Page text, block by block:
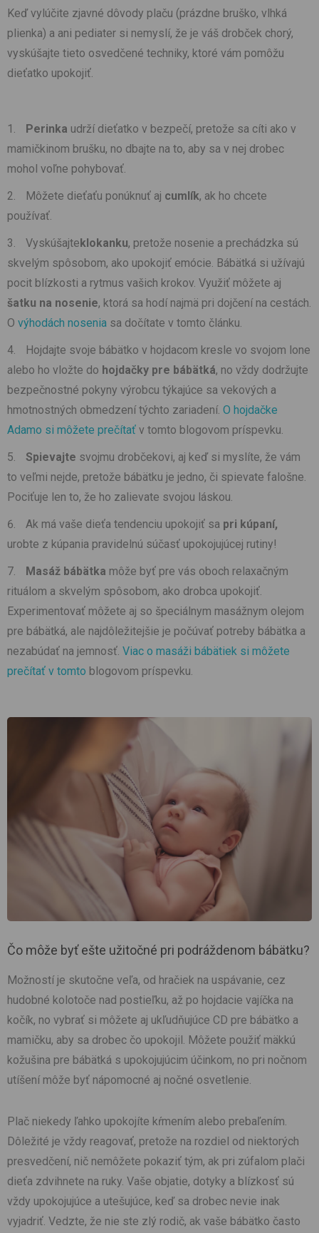
Keď vylúčite zjavné dôvody plaču (prázdne bruško, vlhká
plienka) a ani pediater si nemyslí, že je váš drobček chorý,
vyskúšajte tieto osvedčené techniky, ktoré vám pomôžu
dieťatko upokojiť.
Perinka udrží dieťatko v bezpečí, pretože sa cíti ako v
mamičkinom brušku, no dbajte na to, aby sa v nej drobec
mohol voľne pohybovať.
Môžete dieťaťu ponúknuť aj cumlík, ak ho chcete
používať.
Vyskúšajte klokanku, pretože nosenie a prechádzka sú
skvelým spôsobom, ako upokojiť emócie. Bábätká si užívajú
pocit blízkosti a rytmus vašich krokov. Využiť môžete aj
šatku na nosenie, ktorá sa hodí najmä pri dojčení na cestách.
O výhodách nosenia sa dočítate v tomto článku.
Hojdajte svoje bábätko v hojdacom kresle vo svojom lone
alebo ho vložte do hojdačky pre bábätká, no vždy dodržujte
bezpečnostné pokyny výrobcu týkajúce sa vekových a
hmotnostných obmedzení týchto zariadení. O hojdačke
Adamo si môžete prečítať v tomto blogovom príspevku.
Spievajte svojmu drobčekovi, aj keď si myslíte, že vám
to veľmi nejde, pretože bábätku je jedno, či spievate falošne.
Pociťuje len to, že ho zalievate svojou láskou.
Ak má vaše dieťa tendenciu upokojiť sa pri kúpaní,
urobte z kúpania pravidelnú súčasť upokojujúcej rutiny!
Masáž bábätka môže byť pre vás oboch relaxačným
rituálom a skvelým spôsobom, ako drobca upokojiť.
Experimentovať môžete aj so špeciálnym masážnym olejom
pre bábätká, ale najdôležitejšie je počúvať potreby bábätka a
nezabúdať na jemnosť. Viac o masáži bábätiek si môžete
prečítať v tomto blogovom príspevku.
Čo môže byť ešte užitočné pri podráždenom bábätku?
Možností je skutočne veľa, od hračiek na uspávanie, cez
hudobné kolotoče nad postieľku, až po hojdacie vajíčka na
kočík, no vybrať si môžete aj ukľudňujúce CD pre bábätko a
mamičku, aby sa drobec čo upokojil. Môžete použiť mäkkú
kožušina pre bábätká s upokojujúcim účinkom, no pri nočnom
utíšení môže byť nápomocné aj nočné osvetlenie.
Plač niekedy ľahko upokojíte kŕmením alebo prebaľením.
Dôležité je vždy reagovať, pretože na rozdiel od niektorých
presvedčení, nič nemôžete pokaziť tým, ak pri zúfalom plači
dieťa zdvihnete na ruky. Vaše objatie, dotyky a blízkosť sú
vždy upokojujúce a utešujúce, keď sa drobec nevie inak
vyjadriť. Vedzte, že nie ste zlý rodič, ak vaše bábätko často